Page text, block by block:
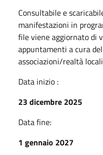
Consultabile e
manifestazioni in
file viene aggiornato di
appuntamenti a cura
associazioni/realtà
Data inizio :
23 dicembre 2025
Data fine:
1 gennaio 2027